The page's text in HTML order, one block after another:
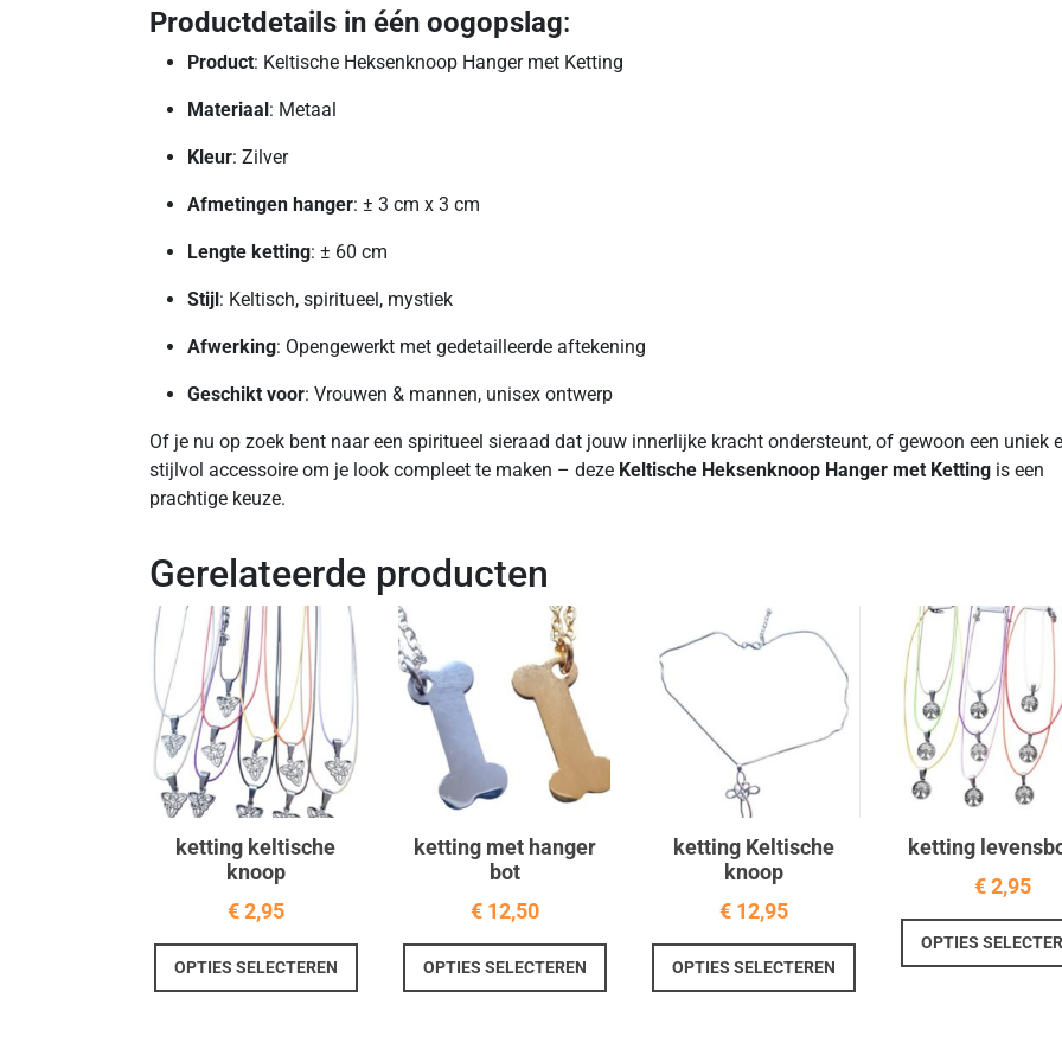
Productdetails in één oogopslag:
Product: Keltische Heksenknoop Hanger met Ketting
Materiaal: Metaal
Kleur: Zilver
Afmetingen hanger: ± 3 cm x 3 cm
Lengte ketting: ± 60 cm
Stijl: Keltisch, spiritueel, mystiek
Afwerking: Opengewerkt met gedetailleerde aftekening
Geschikt voor: Vrouwen & mannen, unisex ontwerp
Of je nu op zoek bent naar een spiritueel sieraad dat jouw innerlijke kracht ondersteunt, of gewoon een uniek
stijlvol accessoire om je look compleet te maken – deze Keltische Heksenknoop Hanger met Ketting is een
prachtige keuze.
Gerelateerde producten
ketting keltische
knoop
€2,95
OPTIES SELECTEREN
Dit
ketting met hanger
bot
€12,50
OPTIES SELECTEREN
Dit
ketting Keltische
knoop
€12,95
OPTIES SELECTEREN
Dit
ketting
€2,95
OPTIES